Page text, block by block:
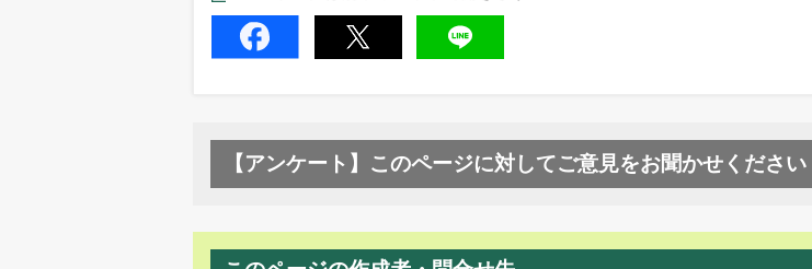
【アンケート】このページに対してご意見をお聞かせください